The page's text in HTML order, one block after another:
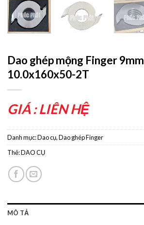
Dao ghép mộng Finger 9mm
10.0x160x50-2T
GIÁ : LIÊN HỆ
Danh mục:Dao cụ,Dao ghép Finger
Thẻ:DAO CỤ
MÔ TẢ